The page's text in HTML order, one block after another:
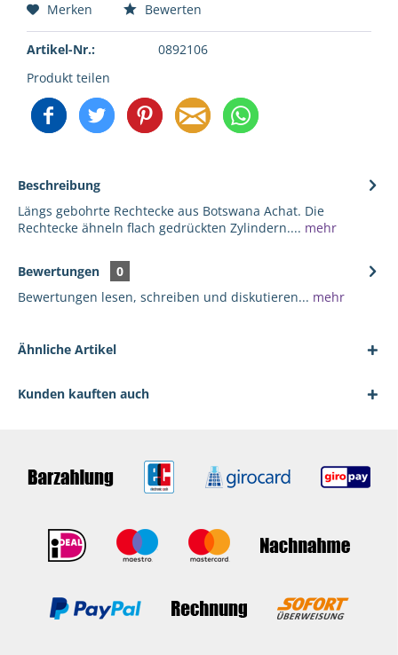
Merken Bewerten
Artikel-Nr.:
0892106
Produkt teilen
Beschreibung
Längs gebohrte Rechtecke aus Botswana Achat. Die
Rechtecke ähneln flach gedrückten Zylindern.... mehr
Bewertungen
0
Bewertungen lesen, schreiben und diskutieren... mehr
Ähnliche Artikel
Kunden kauften auch